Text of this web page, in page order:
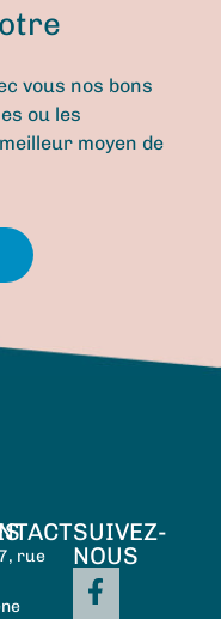
vous nos bons
ou les
moyen de
rue
SUIVEZ-
NOUS